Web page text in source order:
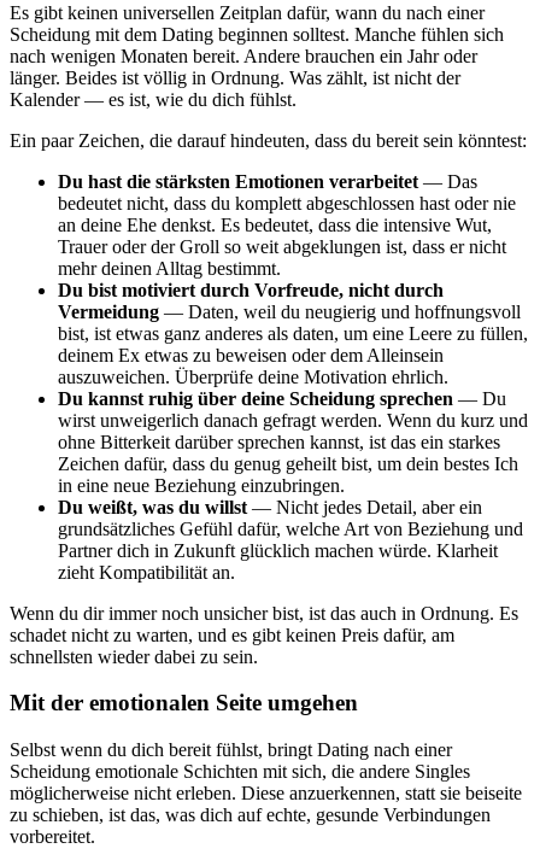
Es gibt keinen universellen Zeitplan dafür, wann du nach einer
Scheidung mit dem Dating beginnen solltest. Manche fühlen sich
nach wenigen Monaten bereit. Andere brauchen ein Jahr oder
länger. Beides ist völlig in Ordnung. Was zählt, ist nicht der
Kalender — es ist, wie du dich fühlst.
Ein paar Zeichen, die darauf hindeuten, dass du bereit sein könntest:
Du hast die stärksten Emotionen verarbeitet — Das
bedeutet nicht, dass du komplett abgeschlossen hast oder nie
an deine Ehe denkst. Es bedeutet, dass die intensive Wut,
Trauer oder der Groll so weit abgeklungen ist, dass er nicht
mehr deinen Alltag bestimmt.
Du bist motiviert durch Vorfreude, nicht durch
Vermeidung — Daten, weil du neugierig und hoffnungsvoll
bist, ist etwas ganz anderes als daten, um eine Leere zu füllen,
deinem Ex etwas zu beweisen oder dem Alleinsein
auszuweichen. Überprüfe deine Motivation ehrlich.
Du kannst ruhig über deine Scheidung sprechen — Du
wirst unweigerlich danach gefragt werden. Wenn du kurz und
ohne Bitterkeit darüber sprechen kannst, ist das ein starkes
Zeichen dafür, dass du genug geheilt bist, um dein bestes Ich
in eine neue Beziehung einzubringen.
Du weißt, was du willst — Nicht jedes Detail, aber ein
grundsätzliches Gefühl dafür, welche Art von Beziehung und
Partner dich in Zukunft glücklich machen würde. Klarheit
zieht Kompatibilität an.
Wenn du dir immer noch unsicher bist, ist das auch in Ordnung. Es
schadet nicht zu warten, und es gibt keinen Preis dafür, am
schnellsten wieder dabei zu sein.
Mit der emotionalen Seite umgehen
Selbst wenn du dich bereit fühlst, bringt Dating nach einer
Scheidung emotionale Schichten mit sich, die andere Singles
möglicherweise nicht erleben. Diese anzuerkennen, statt sie beiseite
zu schieben, ist das, was dich auf echte, gesunde Verbindungen
vorbereitet.